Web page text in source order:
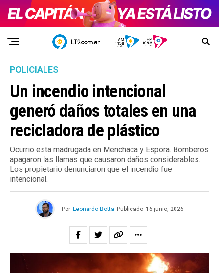
POLICIALES
Un incendio intencional
generó daños totales en una
recicladora de plástico
Ocurrió esta madrugada en Menchaca y Espora. Bomberos
apagaron las llamas que causaron daños considerables.
Los propietario denunciaron que el incendio fue
intencional.
Por Leonardo Botta Publicado 16 junio, 2026